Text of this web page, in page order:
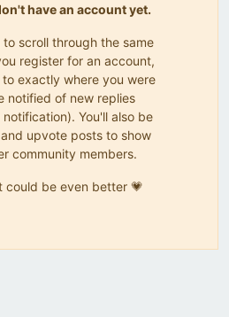
have an account yet.
scroll through the same
register for an account,
exactly where you were
notified of new replies
You'll also be
upvote posts to show
community members.
could be even better 💗